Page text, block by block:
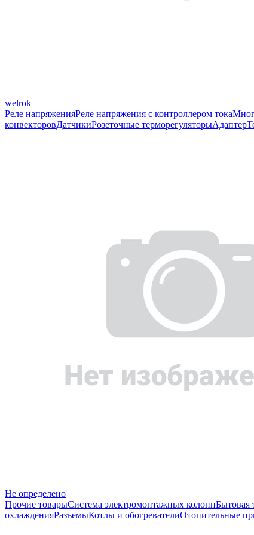
welrok
Реле напряженияРеле напряжения с контроллером тока
конвекторовДатчикиРозеточные терморегуляторыАдаптер
Не определено
Прочие товарыСистема электромонтажных колоннБытовая
охлажденияРазъемыКотлы и обогревателиОтопительные